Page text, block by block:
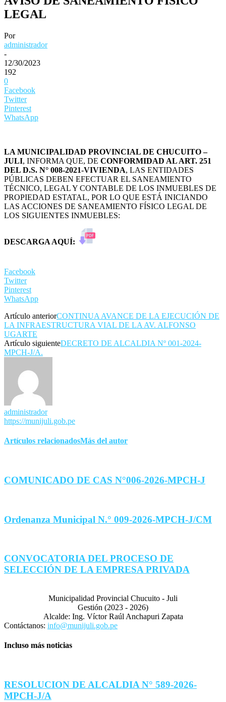
LEGAL
Por
administrador
-
12/30/2023
192
0
Facebook
Twitter
Pinterest
WhatsApp
LA MUNICIPALIDAD PROVINCIAL DE CHUCUITO –
JULI, INFORMA QUE, DE CONFORMIDAD AL ART. 251
DEL D.S. N° 008-2021-VIVIENDA, LAS ENTIDADES
PÚBLICAS DEBEN EFECTUAR EL SANEAMIENTO
TÉCNICO, LEGAL Y CONTABLE DE LOS INMUEBLES DE
PROPIEDAD ESTATAL, POR LO QUE ESTÁ INICIANDO
LAS ACCIONES DE SANEAMIENTO FÍSICO LEGAL DE
LOS SIGUIENTES INMUEBLES:
DESCARGA AQUÍ:
Facebook
Twitter
Pinterest
WhatsApp
Artículo anteriorCONTINUA AVANCE DE LA EJECUCIÓN DE
LA INFRAESTRUCTURA VIAL DE LA AV. ALFONSO
UGARTE
Artículo siguienteDECRETO DE ALCALDIA Nº 001-2024-
MPCH-J/A.
administrador
https://munijuli.gob.pe
Artículos relacionadosMás del autor
COMUNICADO DE CAS N°006-2026-MPCH-J
Ordenanza Municipal N.° 009-2026-MPCH-J/CM
CONVOCATORIA DEL PROCESO DE
SELECCIÓN DE LA EMPRESA PRIVADA
Municipalidad Provincial Chucuito - Juli
Gestión (2023 - 2026)
Alcalde: Ing. Víctor Raúl Anchapuri Zapata
Contáctanos: info@munijuli.gob.pe
Incluso más noticias
RESOLUCION DE ALCALDIA N° 589-2026-
MPCH-J/A